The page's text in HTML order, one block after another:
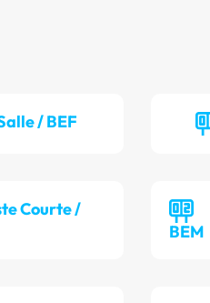
/ BEF
Courte /
BEM